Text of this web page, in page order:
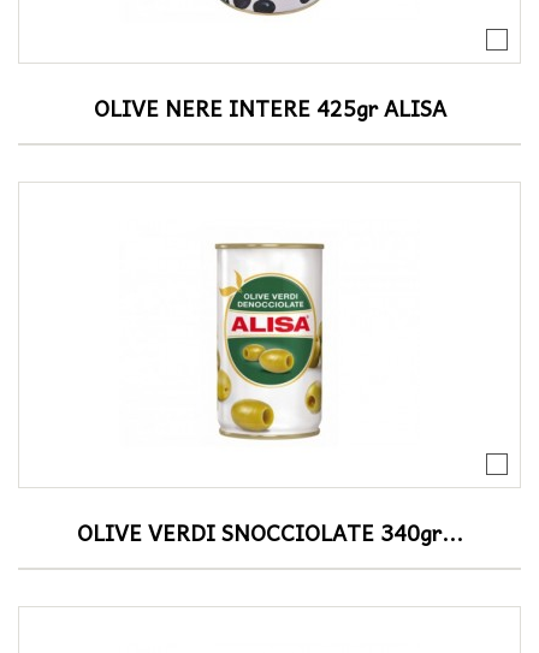
OLIVE NERE INTERE 425gr ALISA
OLIVE VERDI SNOCCIOLATE 340gr...